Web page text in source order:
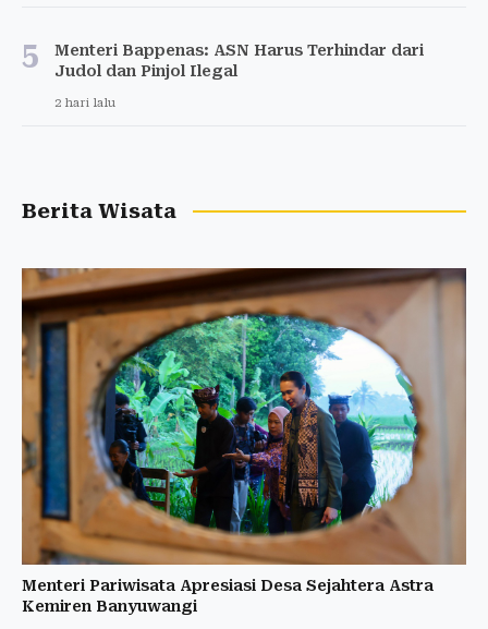
5
Menteri Bappenas: ASN Harus Terhindar dari
Judol dan Pinjol Ilegal
2 hari lalu
Berita Wisata
Menteri Pariwisata Apresiasi Desa Sejahtera Astra
Kemiren Banyuwangi